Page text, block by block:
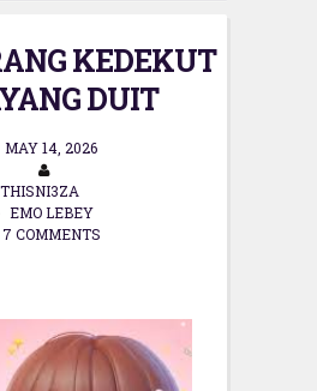
KEDEKUT
DUIT
MAY 14, 2026
THISNI3ZA
EMO LEBEY
7 COMMENTS